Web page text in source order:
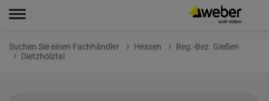
Suchen Sie einen Fachhändler Hessen
Reg.-Bez. Gießen
Dietzhölztal